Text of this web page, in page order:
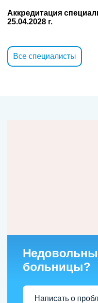
Аккредитация
25.04.2028 г.
Все специалисты
больницы?
Написать о